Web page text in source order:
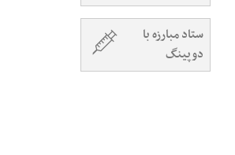
ستاد مبارزه با
دوپینگ